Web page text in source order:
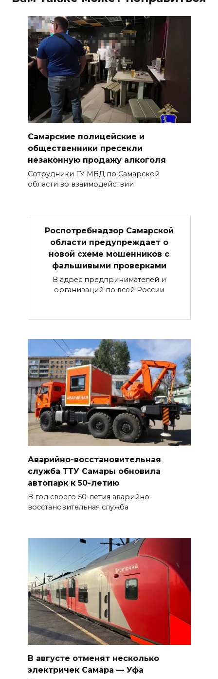
Самарские полицейские и
общественники пресекли
незаконную продажу алкоголя
Сотрудники ГУ МВД по Самарской
области во взаимодействии
Роспотребнадзор Самарской
области предупреждает о
новой схеме мошенников с
фальшивыми проверками
В адрес предпринимателей и
организаций по всей России
Аварийно-восстановительная
служба ТТУ Самары обновила
автопарк к 50-летию
В год своего 50-летия аварийно-
восстановительная служба
В августе отменят несколько
электричек Самара — Уфа